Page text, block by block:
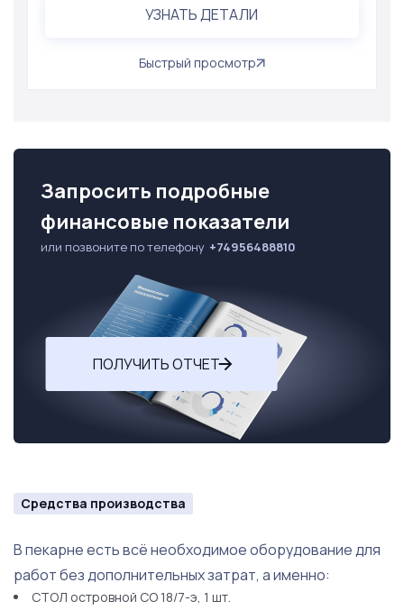
УЗНАТЬ ДЕТАЛИ
Быстрый просмотр
Запросить подробные
финансовые показатели
или позвоните по телефону +74956488810
ПОЛУЧИТЬ ОТЧЕТ
Средства производства
В пекарне есть всё необходимое оборудование для
работ без дополнительных затрат, а именно:
СТОЛ островной СО 18/7-э, 1 шт.